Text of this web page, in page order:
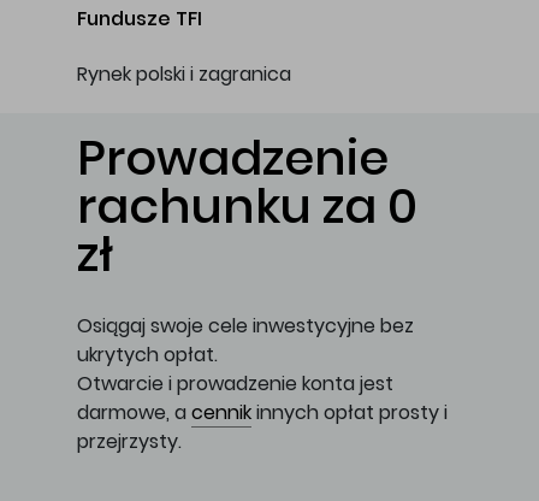
Fundusze TFI
Rynek polski i zagranica
Prowadzenie
rachunku za 0
zł
Osiągaj swoje cele inwestycyjne bez
ukrytych opłat.
Otwarcie i prowadzenie konta jest
darmowe, a cennikinnych opłat prosty i
przejrzysty.